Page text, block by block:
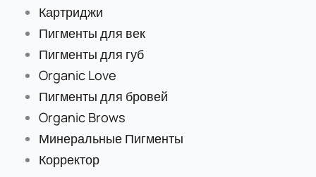
Картриджи
Пигменты для век
Пигменты для губ
Organic Love
Пигменты для бровей
Organic Brows
Минеральные Пигменты
Корректор